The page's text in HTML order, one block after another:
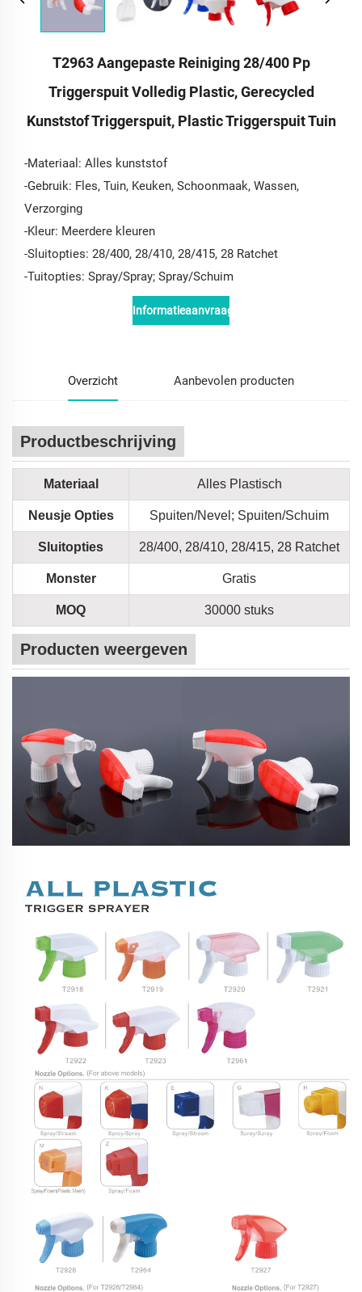
T2963 Aangepaste Reiniging 28/400 Pp
Triggerspuit Volledig Plastic, Gerecycled
Kunststof Triggerspuit, Plastic Triggerspuit Tuin
-Materiaal: Alles kunststof
-Gebruik: Fles, Tuin, Keuken, Schoonmaak, Wassen,
Verzorging
-Kleur: Meerdere kleuren
-Sluitopties: 28/400, 28/410, 28/415, 28 Ratchet
-Tuitopties: Spray/Spray; Spray/Schuim
Informatieaanvraag
Overzicht Aanbevolen producten
Productbeschrijving
Materiaal Alles Plastisch
Neusje Opties Spuiten/Nevel; Spuiten/Schuim
Sluitopties 28/400, 28/410, 28/415, 28 Ratchet
Monster Gratis
MOQ 30000 stuks
Producten weergeven